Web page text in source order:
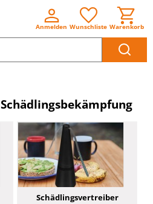
Anmelden Wunschliste Warenkorb
Schädlingsbekämpfung
Schädlingsvertreiber